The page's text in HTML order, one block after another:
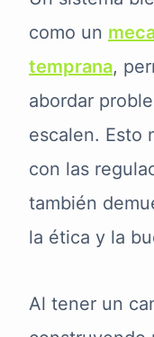
como un
temprana,
abordar
escalen. Esto
con las
también
la ética y la
Al tener un